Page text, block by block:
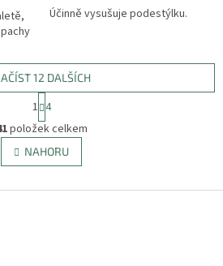
Účinně vysušuje podestýlku.
O
v
l
á
12 DALŠÍCH
t
r
á
n
k
v
1 4
položek celkem
NAHORU